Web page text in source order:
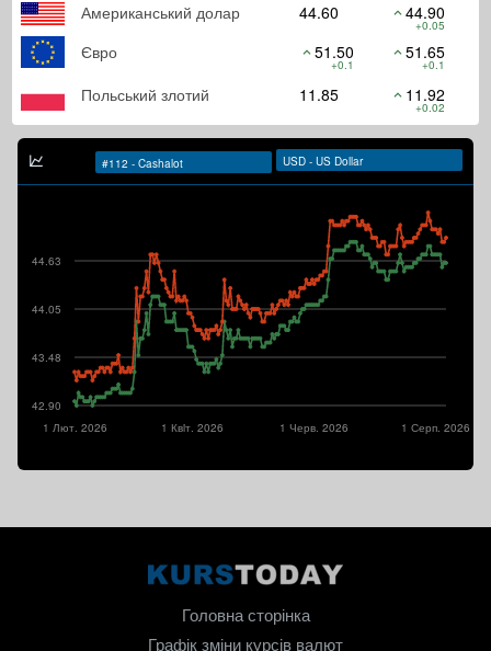
Американський долар
44.60 44.90
+0.05
Євро 51.50
+0.1
51.65
+0.1
Польський злотий 11.85 11.92
+0.02
42.90
43.48
44.05
44.63
1 Серп. 2026
1 Черв. 2026
1 Квiт. 2026
1 Лют. 2026
Головна сторінка
Графік зміни курсів валют